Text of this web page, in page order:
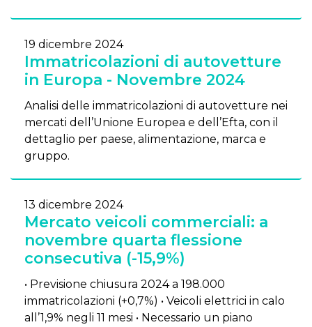
19 dicembre 2024
Immatricolazioni di autovetture
in Europa - Novembre 2024
Analisi delle immatricolazioni di autovetture nei
mercati dell’Unione Europea e dell’Efta, con il
dettaglio per paese, alimentazione, marca e
gruppo.
13 dicembre 2024
Mercato veicoli commerciali: a
novembre quarta flessione
consecutiva (-15,9%)
• Previsione chiusura 2024 a 198.000
immatricolazioni (+0,7%) • Veicoli elettrici in calo
all’1,9% negli 11 mesi • Necessario un piano